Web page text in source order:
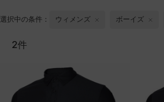
選択中の条件： ウィメンズ ボーイズ
2件